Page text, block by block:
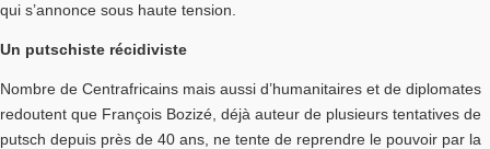
qui s’annonce sous haute tension.
Un putschiste récidiviste
Nombre de Centrafricains mais aussi d’humanitaires et de diplomates
redoutent que François Bozizé, déjà auteur de plusieurs tentatives de
putsch depuis près de 40 ans, ne tente de reprendre le pouvoir par la